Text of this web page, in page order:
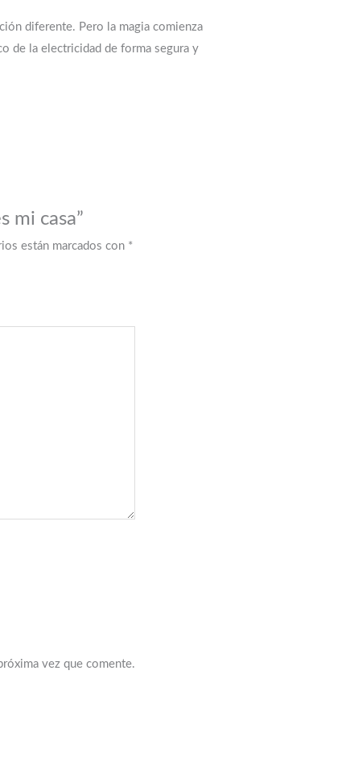
diferente. Pero la magia comienza
de la electricidad de forma segura y
mi casa”
están marcados con *
vez que comente.